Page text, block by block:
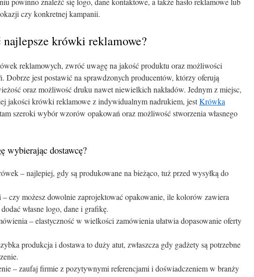
czy konkretnej kampanii.
krówki reklamowe?
reklamowych, zwróć uwagę na jakość produktu oraz możliwości
Dobrze jest postawić na sprawdzonych producentów, którzy oferują
oraz możliwość druku nawet niewielkich nakładów. Jednym z miejsc,
jakości krówki reklamowe z indywidualnym nadrukiem, jestKrówka
szeroki wybór wzorów opakowań oraz możliwość stworzenia własnego
wybierając dostawcę?
– najlepiej, gdy są produkowane na bieżąco, tuż przed wysyłką do
czy możesz dowolnie zaprojektować opakowanie, ile kolorów zawiera
własne logo, dane i grafikę.
– elastyczność w wielkości zamówienia ułatwia dopasowanie oferty
produkcja i dostawa to duży atut, zwłaszcza gdy gadżety są potrzebne
– zaufaj firmie z pozytywnymi referencjami i doświadczeniem w branży